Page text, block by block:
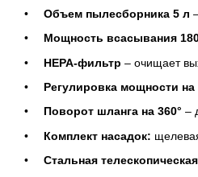
Объем пылесборника 5 л
Мощность всасывания
HEPA-фильтр – очищает
Регулировка мощности на
Поворот шланга на 360° –
Комплект насадок:
Стальная